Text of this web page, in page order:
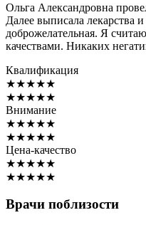
Ольга Александровна
Далее выписала лекарства
доброжелательная. Я
качествами. Никаких
Квалификация
★★★★★
★★★★★
Внимание
★★★★★
★★★★★
Цена-качество
★★★★★
★★★★★
Врачи поблизости